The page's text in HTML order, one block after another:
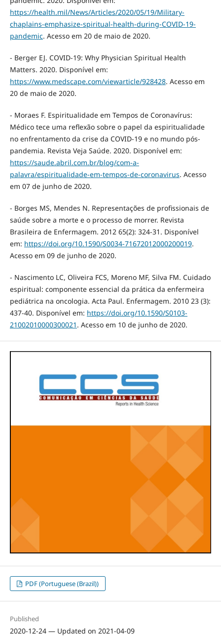
https://health.mil/News/Articles/2020/05/19/Military-
chaplains-emphasize-spiritual-health-during-COVID-19-
pandemic. Acesso em 20 de maio de 2020.
- Berger EJ. COVID-19: Why Physician Spiritual Health
Matters. 2020. Disponível em:
https://www.medscape.com/viewarticle/928428. Acesso em
20 de maio de 2020.
- Moraes F. Espiritualidade em Tempos de Coronavírus:
Médico tece uma reflexão sobre o papel da espiritualidade
no enfrentamento da crise da COVID-19 e no mundo pós-
pandemia. Revista Veja Saúde. 2020. Disponível em:
https://saude.abril.com.br/blog/com-a-
palavra/espiritualidade-em-tempos-de-coronavirus. Acesso
em 07 de junho de 2020.
- Borges MS, Mendes N. Representações de profissionais de
saúde sobre a morte e o processo de morrer. Revista
Brasileira de Enfermagem. 2012 65(2): 324-31. Disponível
em: https://doi.org/10.1590/S0034-71672012000200019.
Acesso em 09 de junho de 2020.
- Nascimento LC, Oliveira FCS, Moreno MF, Silva FM. Cuidado
espiritual: componente essencial da prática da enfermeira
pediátrica na oncologia. Acta Paul. Enfermagem. 2010 23 (3):
437-40. Disponível em: https://doi.org/10.1590/S0103-
21002010000300021 . Acesso em 10 de junho de 2020.
PDF (Portuguese (Brazil))
Published
2020-12-24 — Updated on 2021-04-09